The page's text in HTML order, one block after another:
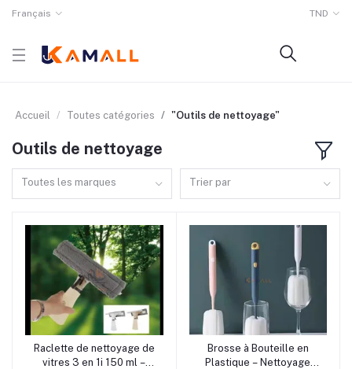
Français TND
Accueil Toutes catégories "Outils de nettoyage"
Outils de nettoyage
Toutes les marques Trier par
rrrrrr15
Ajouter au panier
Raclette de nettoyage de
vitres 3 en 1i 150 ml –
rrrrrr6 rrrrrr10 rrrrrr9
Ajouter au panier
Brosse à Bouteille en
Plastique – Nettoyage